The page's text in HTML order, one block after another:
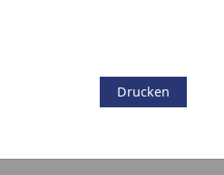
Drucken